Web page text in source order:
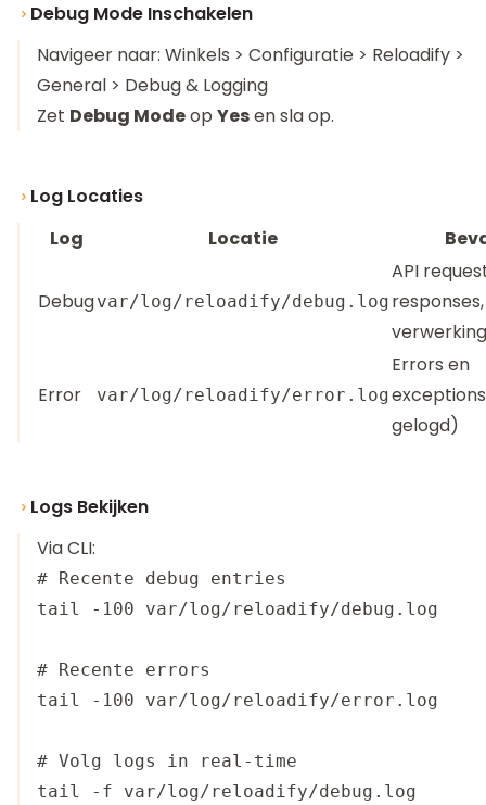
Debug Mode Inschakelen
Navigeer naar: Winkels > Configuratie > Reloadify >
General > Debug & Logging
Zet Debug Modeop Yesen sla op.
Log Locaties
Log
Locatie
Debugvar/log/reloadify/debug.log
API
responses,
Error var/log/reloadify/error.log
Errors en
gelogd)
Logs Bekijken
Via CLI:
# Recente debug entries
tail -100 var/log/reloadify/debug.log
# Recente errors
tail -100 var/log/reloadify/error.log
# Volg logs in real-time